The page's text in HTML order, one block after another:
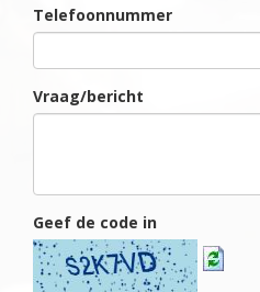
Telefoonnummer
Vraag/bericht
Geef de code in